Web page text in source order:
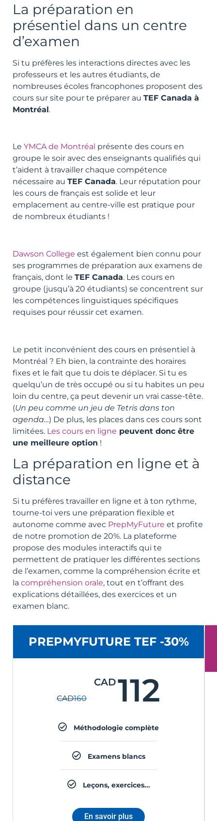
La préparation en
présentiel dans un centre
d’examen
Si tu préfères les interactions directes avec les
professeurs et les autres étudiants, de
nombreuses écoles francophones proposent des
cours sur site pour te préparer au TEF Canada à
Montréal.
Le YMCA de Montréal présente des cours en
groupe le soir avec des enseignants qualifiés qui
t’aident à travailler chaque compétence
nécessaire au TEF Canada. Leur réputation pour
les cours de français est solide et leur
emplacement au centre-ville est pratique pour
de nombreux étudiants !
Dawson College est également bien connu pour
ses programmes de préparation aux examens de
français, dont le TEF Canada. Les cours en
groupe (jusqu’à 20 étudiants) se concentrent sur
les compétences linguistiques spécifiques
requises pour réussir cet examen.
Le petit inconvénient des cours en présentiel à
Montréal ? Eh bien, la contrainte des horaires
fixes et le fait que tu dois te déplacer. Si tu es
quelqu’un de très occupé ou si tu habites un peu
loin du centre, ça peut devenir un vrai casse-tête.
(Un peu comme un jeu de Tetris dans ton
agenda…) De plus, les places dans ces cours sont
limitées. Les cours en ligne peuvent donc être
une meilleure option !
La préparation en ligne et à
distance
Si tu préfères travailler en ligne et à ton rythme,
tourne-toi vers une préparation flexible et
autonome comme avec PrepMyFuture et profite
de notre promotion de 20%. La plateforme
propose des modules interactifs qui te
permettent de pratiquer les différentes sections
de l’examen, comme la compréhension écrite et
la compréhension orale, tout en t’offrant des
explications détaillées, des exercices et un
examen blanc.
PREPMYFUTURE TEF -30%
CAD160
CAD112
Méthodologie complète
Examens blancs
Leçons, exercices...
En savoir plus